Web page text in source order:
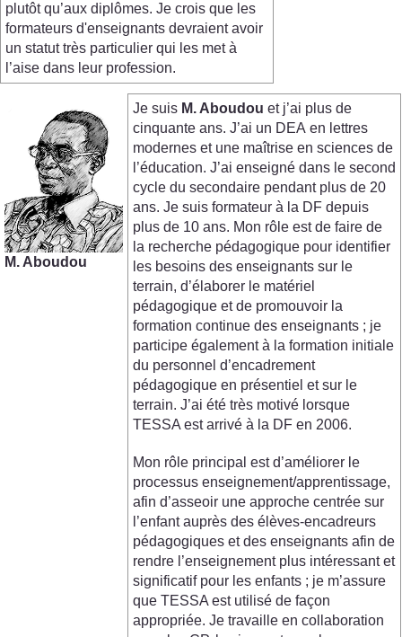
plutôt qu’aux diplômes. Je crois que les
formateurs d'enseignants devraient avoir
un statut très particulier qui les met à
l’aise dans leur profession.
M. Aboudou
Je suis M. Aboudou et j’ai plus de
cinquante ans. J’ai un DEA en lettres
modernes et une maîtrise en sciences de
l’éducation. J’ai enseigné dans le second
cycle du secondaire pendant plus de 20
ans. Je suis formateur à la DF depuis
plus de 10 ans. Mon rôle est de faire de
la recherche pédagogique pour identifier
les besoins des enseignants sur le
terrain, d’élaborer le matériel
pédagogique et de promouvoir la
formation continue des enseignants ; je
participe également à la formation initiale
du personnel d’encadrement
pédagogique en présentiel et sur le
terrain. J’ai été très motivé lorsque
TESSA est arrivé à la DF en 2006.
Mon rôle principal est d’améliorer le
processus enseignement/apprentissage,
afin d’asseoir une approche centrée sur
l’enfant auprès des élèves-encadreurs
pédagogiques et des enseignants afin de
rendre l’enseignement plus intéressant et
significatif pour les enfants ; je m’assure
que TESSA est utilisé de façon
appropriée. Je travaille en collaboration